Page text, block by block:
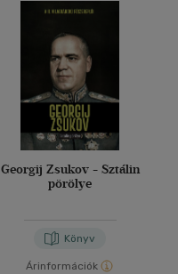
Georgij Zsukov - Sztálin
pörölye
Könyv
Árinformációk